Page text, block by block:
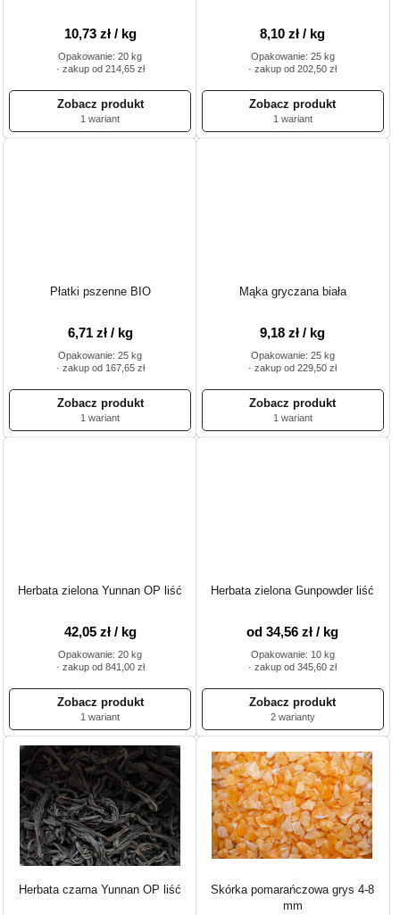
10,73 zł / kg
Opakowanie: 20 kg
· zakup od 214,65 zł
1 wariant
8,10 zł / kg
Opakowanie: 25 kg
· zakup od 202,50 zł
1 wariant
Płatki pszenne BIO
6,71 zł / kg
Opakowanie: 25 kg
· zakup od 167,65 zł
1 wariant
Mąka gryczana biała
9,18 zł / kg
Opakowanie: 25 kg
· zakup od 229,50 zł
1 wariant
Herbata zielona Yunnan OP liść
42,05 zł / kg
Opakowanie: 20 kg
· zakup od 841,00 zł
1 wariant
Herbata zielona Gunpowder liść
od 34,56 zł / kg
Opakowanie: 10 kg
· zakup od 345,60 zł
2 warianty
Herbata czarna Yunnan OP liść
Skórka pomarańczowa grys 4-8
mm